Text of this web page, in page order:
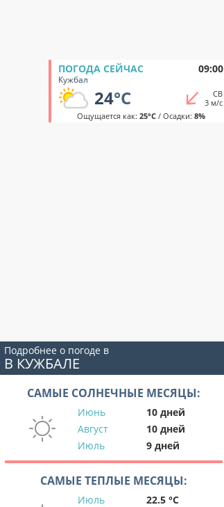
ПОГОДА СЕЙЧАС 09:00
Кужбал
24°C
СВ
3 м/с
Ощущается как: 25°C/ Осадки: 8%
Подробнее о погоде в
В КУЖБАЛЕ
САМЫЕ СОЛНЕЧНЫЕ МЕСЯЦЫ:
Июнь
10 дней
Август
10 дней
Июль
9 дней
САМЫЕ ТЕПЛЫЕ МЕСЯЦЫ:
Июль
22.5 °C